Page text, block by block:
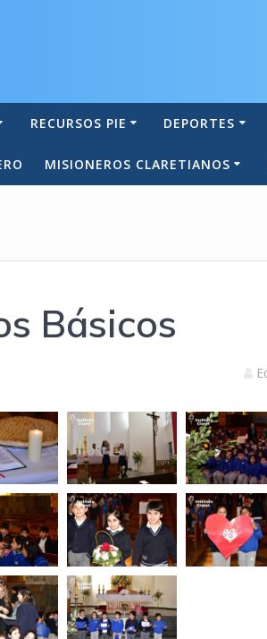
RECURSOS PIE DEPORTES
MISIONEROS CLARETIANOS
Básicos